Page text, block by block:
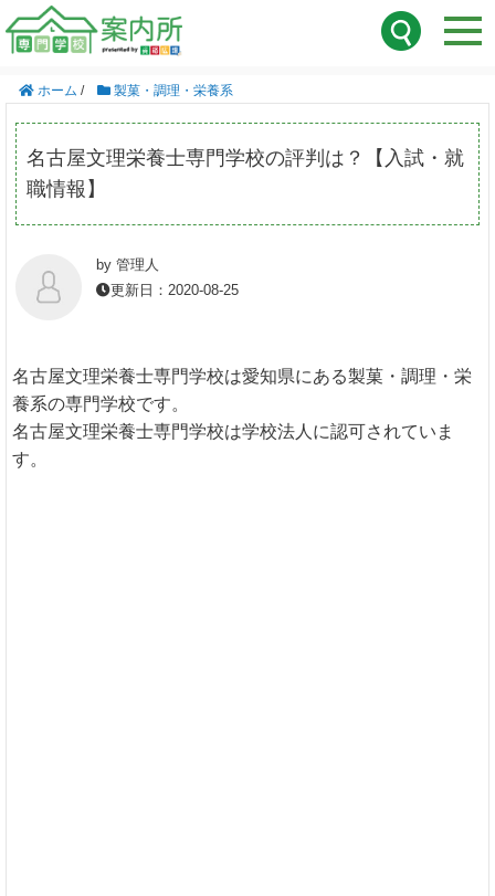
ホーム / 製菓・調理・栄養系
名古屋文理栄養士専門学校の評判は？【入試・就
職情報】
by 管理人
更新日：2020-08-25
名古屋文理栄養士専門学校は愛知県にある製菓・調理・栄
養系の専門学校です。
名古屋文理栄養士専門学校は学校法人に認可されていま
す。